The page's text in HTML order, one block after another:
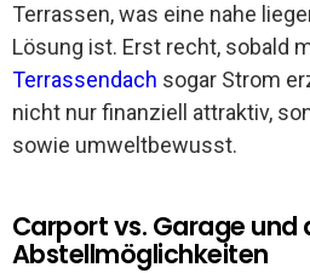
Terrassen, was eine nahe
Lösung ist. Erst recht, sobald
Terrassendach sogar Strom
nicht nur finanziell attraktiv,
sowie umweltbewusst.
Carport vs. Garage und
Abstellmöglichkeiten